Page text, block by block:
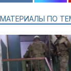
МАТЕРИАЛЫ ПО